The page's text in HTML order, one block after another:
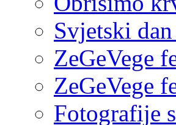
Svjetski
ZeGeVege
ZeGeVege
Fotografije